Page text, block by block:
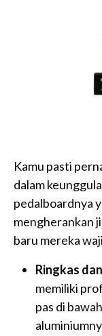
Kamu pasti
dalam
pedalboardnya
mengherankan
baru mereka
Ringkas
memiliki
pas di